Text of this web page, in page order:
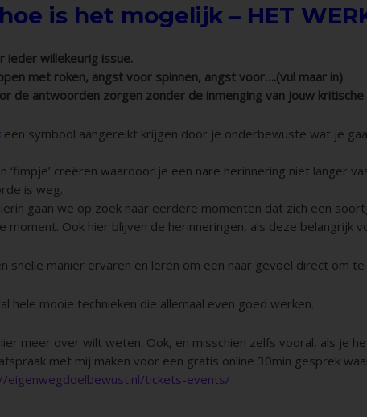
hoe is het mogelijk – HET
ieder willekeurig issue.
met roken, angst voor spinnen, angst voor….(vul maar in)
de antwoorden zorgen zonder de inmenging van jouw kritische
een symbool aangereikt krijgen door je onderbewuste wat je
‘fimpje’ creëren waardoor je een nare herinnering niet langer
is weg.
gaan we op zoek naar eerdere momenten dat zich een
moment. Ook hier blijven de herinneringen, als deze belangrijk
snelle manier ervaren en leren om een naar gevoel direct om
hele mooie technieken die allemaal even goed werken.
meer over wilt weten. Ook, en misschien zelfs vooral, als je
met mij maken voor een gratis online 30min gesprek
eigenwegdoelbewust.nl/tickets-events/